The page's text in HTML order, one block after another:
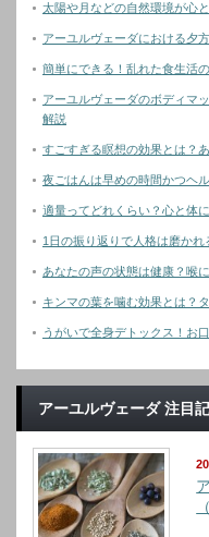
太陽や月などの自然環境が心
アーユルヴェーダにおける夕
簡単にできる！乱れた食生活
アーユルヴェーダのボディマ
解説
すごすぎる瞑想の効果とは？
夜ごはんは早めの時間かつヘ
適量ってどれくらい？心と体
1日の振り返りで人格は磨か
あなたの声の状態は健康？喉
キンマの葉を噛む効果とは？
うがいで全身デトックス！お
アーユルヴェーダ 注目